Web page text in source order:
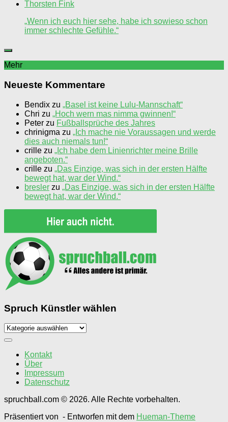
Thorsten Fink
„Wenn ich euch hier sehe, habe ich sowieso schon
immer schlechte Gefühle.“
Mehr
Neueste Kommentare
Bendix zu „Basel ist keine Lulu-Mannschaft“
Chri zu „Hoch wern mas nimma gwinnen!“
Peter zu Fußballsprüche des Jahres
chrinigma zu „Ich mache nie Voraussagen und werde
dies auch niemals tun!“
crille zu „Ich habe dem Linienrichter meine Brille
angeboten.“
crille zu „Das Einzige, was sich in der ersten Hälfte
bewegt hat, war der Wind.“
bresler zu „Das Einzige, was sich in der ersten Hälfte
bewegt hat, war der Wind.“
Spruch Künstler wählen
Spruch
Kontakt
Über
Impressum
Datenschutz
spruchball.com © 2026. Alle Rechte vorbehalten.
Präsentiert von - Entworfen mit dem Hueman-Theme